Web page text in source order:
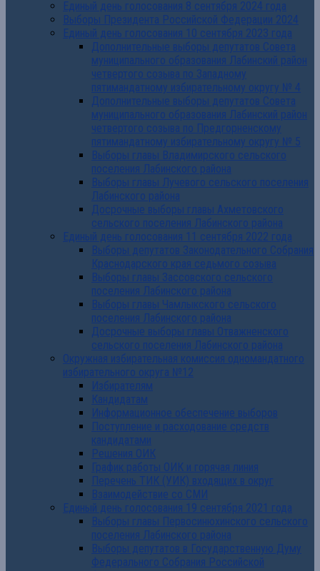
Единый день голосования 8 сентября 2024 года
Выборы Президента Российской Федерации 2024
Единый день голосования 10 сентября 2023 года
Дополнительные выборы депутатов Совета
муниципального образования Лабинский район
четвертого созыва по Западному
пятимандатному избирательному округу № 4
Дополнительные выборы депутатов Совета
муниципального образования Лабинский район
четвертого созыва по Предгорненскому
пятимандатному избирательному округу № 5
Выборы главы Владимирского сельского
поселения Лабинского района
Выборы главы Лучевого сельского поселения
Лабинского района
Досрочные выборы главы Ахметовского
сельского поселения Лабинского района
Единый день голосования 11 сентября 2022 года
Выборы депутатов Законодательного Собрания
Краснодарского края седьмого созыва
Выборы главы Зассовского сельского
поселения Лабинского района
Выборы главы Чамлыкского сельского
поселения Лабинского района
Досрочные выборы главы Отважненского
сельского поселения Лабинского района
Окружная избирательная комиссия одномандатного
избирательного округа №12
Избирателям
Кандидатам
Информационное обеспечение выборов
Поступление и расходование средств
кандидатами
Решения ОИК
График работы ОИК и горячая линия
Перечень ТИК (УИК) входящих в округ
Взаимодействие со СМИ
Единый день голосования 19 сентября 2021 года
Выборы главы Первосинюхинского сельского
поселения Лабинского района
Выборы депутатов в Государственную Думу
Федерального Собрания Российской